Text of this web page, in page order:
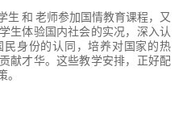
生 和 老师参加国情教育课程，又
生体验国内社会的实况，深入认
身份的认同，培养对国家的热
献才华。这些教学安排，正好配